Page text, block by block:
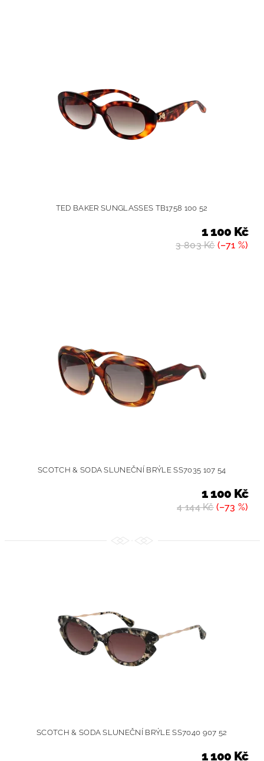
TED BAKER SUNGLASSES TB1758 100 52
3 803 Kč(–71 %)
1 100 Kč
SCOTCH & SODA SLUNEČNÍ BRÝLE SS7035 107 54
4 144 Kč(–73 %)
1 100 Kč
SCOTCH & SODA SLUNEČNÍ BRÝLE SS7040 907 52
1 100 Kč